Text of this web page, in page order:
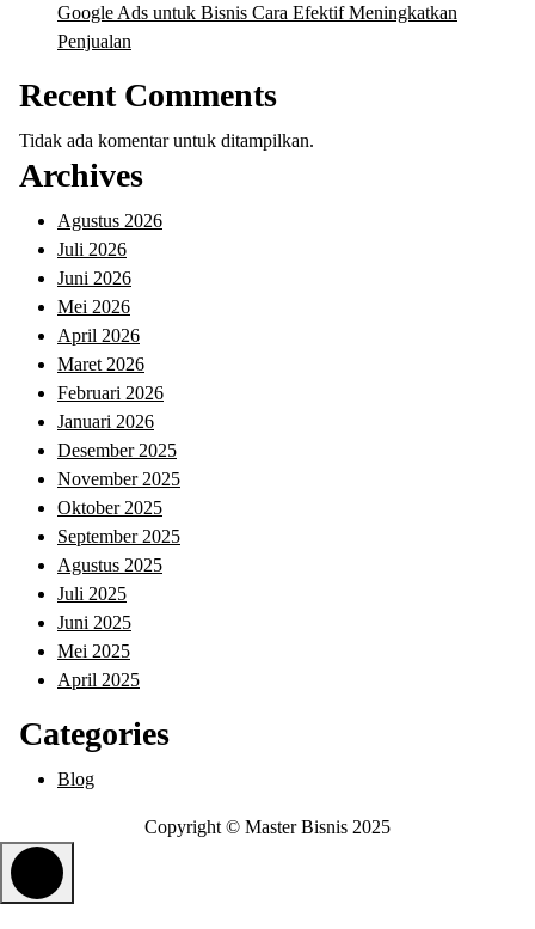
Google Ads untuk Bisnis Cara Efektif Meningkatkan
Penjualan
Recent Comments
Tidak ada komentar untuk ditampilkan.
Archives
Agustus 2026
Juli 2026
Juni 2026
Mei 2026
April 2026
Maret 2026
Februari 2026
Januari 2026
Desember 2025
November 2025
Oktober 2025
September 2025
Agustus 2025
Juli 2025
Juni 2025
Mei 2025
April 2025
Categories
Blog
Copyright © Master Bisnis 2025